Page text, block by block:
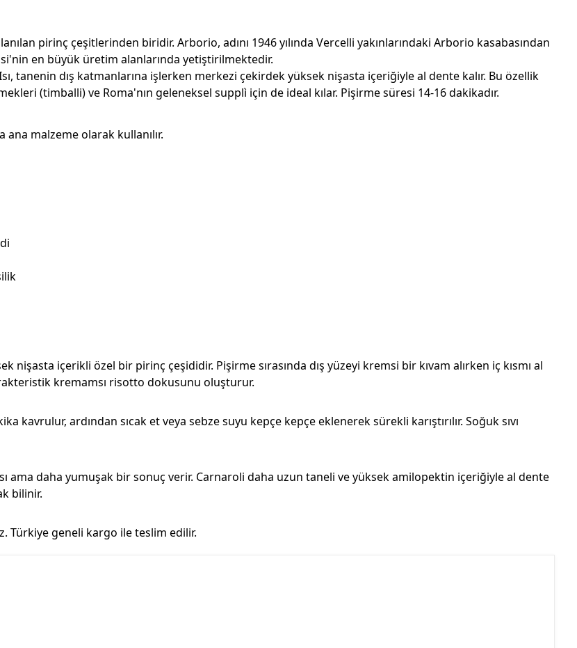
pirinç çeşitlerinden biridir. Arborio, adını 1946 yılında Vercelli yakınlarındaki Arborio kasabasından
en büyük üretim alanlarında yetiştirilmektedir.
tanenin dış katmanlarına işlerken merkezi çekirdek yüksek nişasta içeriğiyle al dente kalır. Bu özellik
(timballi) ve Roma'nın geleneksel supplì için de ideal kılar. Pişirme süresi 14-16 dakikadır.
malzeme olarak kullanılır.
içerikli özel bir pirinç çeşididir. Pişirme sırasında dış yüzeyi kremsi bir kıvam alırken iç kısmı al
kremamsı risotto dokusunu oluşturur.
kavrulur, ardından sıcak et veya sebze suyu kepçe kepçe eklenerek sürekli karıştırılır. Soğuk sıvı
ama daha yumuşak bir sonuç verir. Carnaroli daha uzun taneli ve yüksek amilopektin içeriğiyle al dente
bilinir.
geneli kargo ile teslim edilir.